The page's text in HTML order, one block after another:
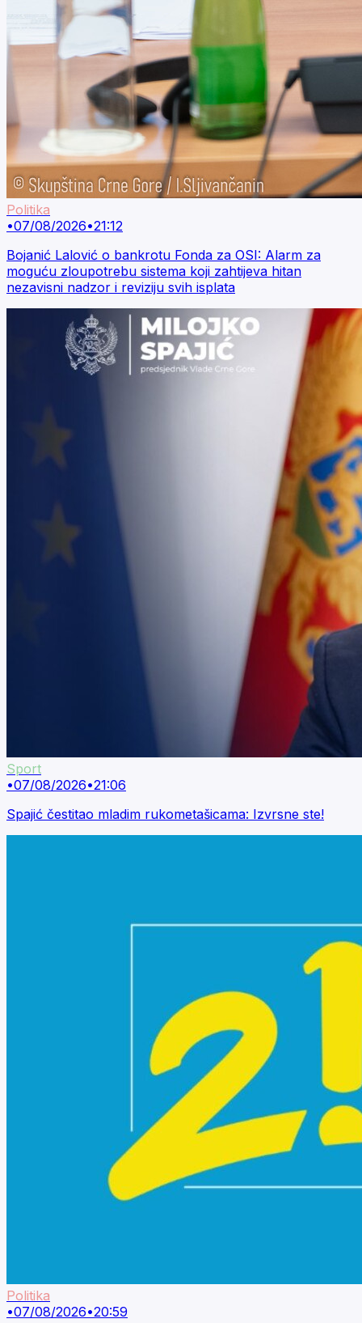
Politika
•07/08/2026•21:12
Bojanić Lalović o bankrotu Fonda za OSI: Alarm za
moguću zloupotrebu sistema koji zahtijeva hitan
nezavisni nadzor i reviziju svih isplata
Sport
•07/08/2026•21:06
Spajić čestitao mladim rukometašicama: Izvrsne ste!
Politika
•07/08/2026•20:59